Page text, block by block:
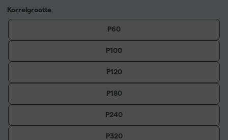
Korrelgrootte
P60
P100
P120
P180
P240
P320